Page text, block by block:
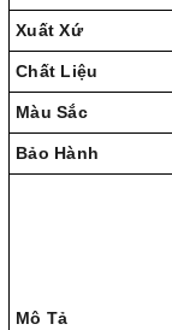
Xuất Xứ
Chất Liệu
Màu Sắc
Bảo Hành
Mô Tả